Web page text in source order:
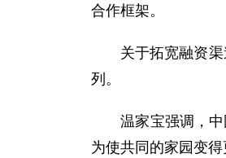
合作框架。
关于拓宽融资渠道
列。
温家宝强调，中国
为使共同的家园变得